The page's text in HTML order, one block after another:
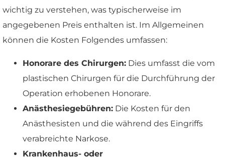
wichtig zu verstehen, was typischerweise im
angegebenen Preis enthalten ist. Im Allgemeinen
können die Kosten Folgendes umfassen:
Honorare des Chirurgen: Dies umfasst die vom
plastischen Chirurgen für die Durchführung der
Operation erhobenen Honorare.
Anästhesiegebühren: Die Kosten für den
Anästhesisten und die während des Eingriffs
verabreichte Narkose.
Krankenhaus- oder